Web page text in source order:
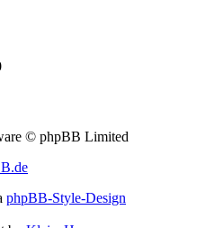
© phpBB Limited
phpBB-Style-Design